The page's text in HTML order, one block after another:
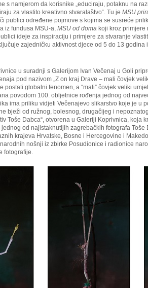
s namjerom da korisnike „educiraju, potaknu na
za vlastito kreativno stvaralaštvo“. Tu je MSU
publici određene pojmove s kojima se susreće
iz fundusa MSU-a, MSU od doma koji kroz
ideje za inspiraciju i primjere za stvaranje
zajedničku aktivnost djece od 5 do 13
u suradnji s Galerijom Ivan Večenaj u Goli
pod nazivom „Z on kraj Drave – mali čovjek
postati globalni fenomen, a “mali” čovjek veliki
povodom 100. obljetnice rođenja jednog od
ima priliku vidjeti Večenajevo slikarstvo koje je u
bježi od ružnog, bolesnog, drugačijeg i
Toše Dabca“, otvorena u Galeriji Koprivnica, koja
jednog od najistaknutijih zagrebačkih fotografa Toše
krajeva Hrvatske, Bosne i Hercegovine i
nošnji iz zbirke Posudionice i radionice
fotografije.